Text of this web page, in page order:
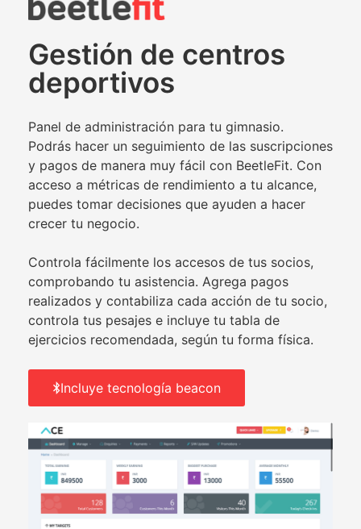
Gestión de centros
deportivos
Panel de administración para tu gimnasio.
Podrás hacer un seguimiento de las suscripciones
y pagos de manera muy fácil con BeetleFit. Con
acceso a métricas de rendimiento a tu alcance,
puedes tomar decisiones que ayuden a hacer
crecer tu negocio.
Controla fácilmente los accesos de tus socios,
comprobando tu asistencia. Agrega pagos
realizados y contabiliza cada acción de tu socio,
controla tus pesajes e incluye tu tabla de
ejercicios recomendada, según tu forma física.
Incluye tecnología beacon